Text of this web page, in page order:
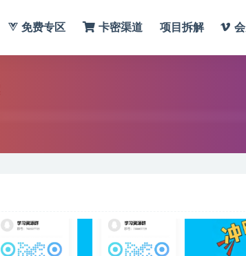
免费专区 卡密渠道 项目拆解